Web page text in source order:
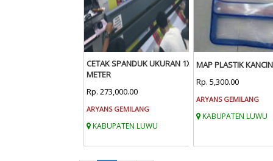
CETAK SPANDUK UKURAN 1X3
METER
Rp. 273,000.00
ARYANS GEMILANG
KABUPATEN LUWU
MAP PLASTIK
Rp. 5,300.00
ARYANS GEMILANG
KABUPATEN LUWU